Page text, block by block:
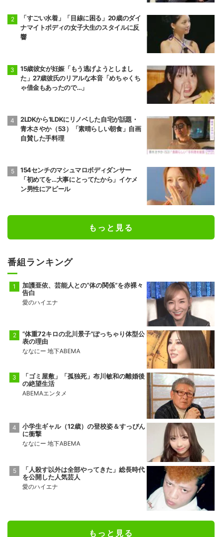
「すごい水着」「目線に困る」20歳のダイ
ナマイトボディの女子大生のスタイルに反
響
15歳彼女が妊娠「もう逃げようとしまし
た」27歳彼氏のリアルな本音「めちゃくち
ゃ借金もあったので…」
2LDKから1LDKにリノベした自宅が話題・
青木さやか（53）「素晴らしい朝食」自画
自賛した手料理
154センチのマシュマロボディダンサー
「初めてを…大事にとってたから」イケメ
ン男性にアピール
もっと見る
番組ランキング
加護亜依、芸能人との“体の関係”を赤裸々
告白
愛のハイエナ
“体重72キロの北川景子”ぽっちゃり体型公
表の理由
ななにー 地下ABEMA
「ゴミ屋敷」「孤独死」布川敏和の離婚後
の絶望生活
ABEMAエンタメ
小学生ギャル（12歳）の登校姿＆すっぴん
に衝撃
ななにー 地下ABEMA
「人殺す以外は全部やってきた」総長時代
を公開した人気芸人
愛のハイエナ
もっと見る